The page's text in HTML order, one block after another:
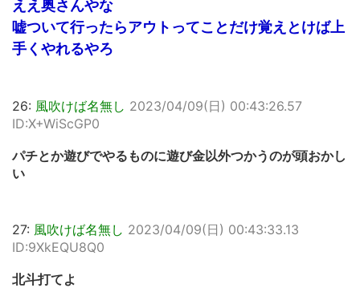
ええ奥さんやな
嘘ついて行ったらアウトってことだけ覚えとけば上
手くやれるやろ
26: 風吹けば名無し 2023/04/09(日) 00:43:26.57
ID:X+WiScGP0
パチとか遊びでやるものに遊び金以外つかうのが頭おかし
い
27: 風吹けば名無し 2023/04/09(日) 00:43:33.13
ID:9XkEQU8Q0
北斗打てよ